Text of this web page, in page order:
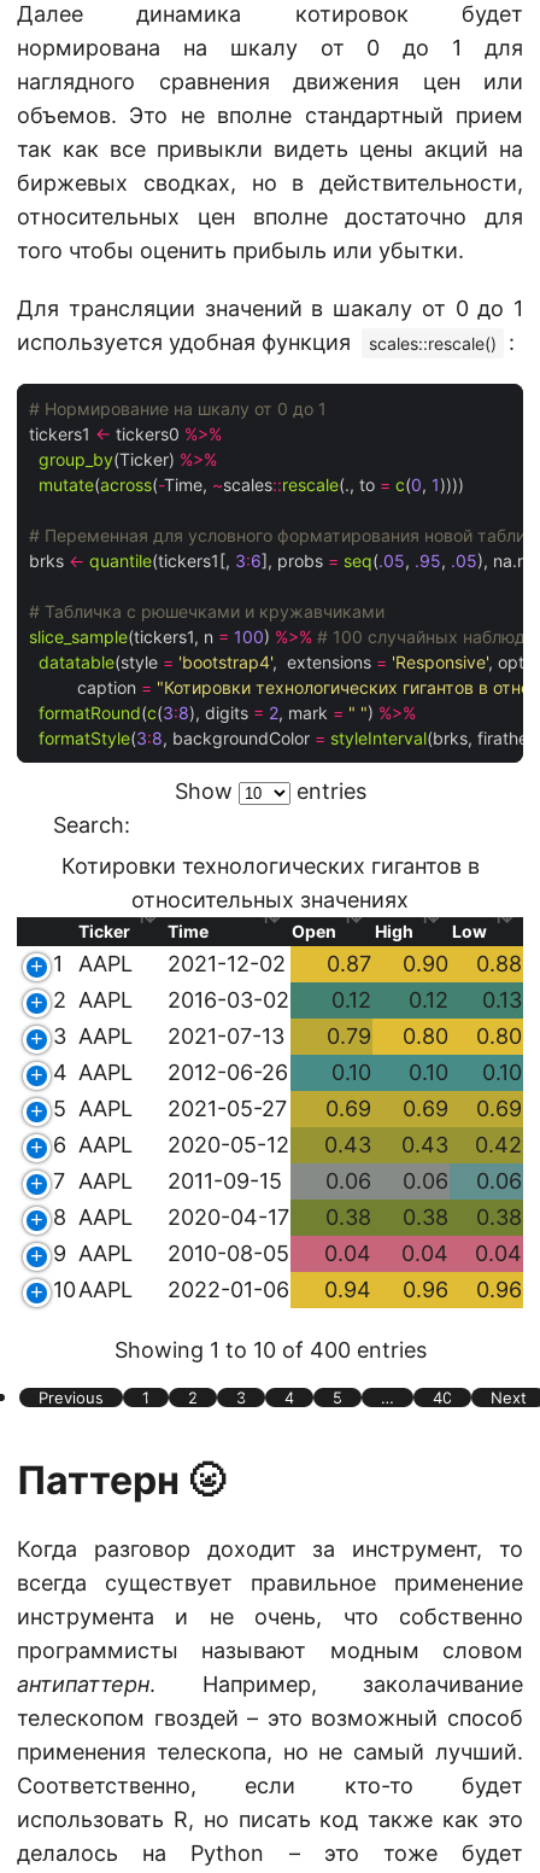
Далее динамика котировок будет
нормирована на шкалу от 0 до 1 для
наглядного сравнения движения цен или
объемов. Это не вполне стандартный прием
так как все привыкли видеть цены акций на
биржевых сводках, но в действительности,
относительных цен вполне достаточно для
того чтобы оценить прибыль или убытки.
Для трансляции значений в шакалу от 0 до 1
используется удобная функция
scales::rescale() :
# Нормирование на шкалу от 0 до 1
tickers1 <- tickers0 %>%
group_by(Ticker) %>%
mutate(across(-Time, ~scales::rescale(., to = c(0, 1))))
# Переменная для условного форматирования новой
brks <- quantile(tickers1[, 3:6], probs = seq(.05, .95, .05),
# Табличка с рюшечками и кружавчиками
slice_sample(tickers1, n = 100) %>% # 100 случайных
datatable(style = 'bootstrap4',  extensions = 'Responsive',
          caption
= "Котировки технологических гигантов в
formatRound(c(3:8), digits = 2, mark = " ") %>%
formatStyle(3:8, backgroundColor = styleInterval(brks,
Show
entries
Search:
Котировки технологических гигантов в
относительных значениях
Ticker Time Open High Low
1 AAPL 2021-12-02 0.87 0.90
0.88
2 AAPL 2016-03-02 0.12 0.12
0.13
3 AAPL 2021-07-13 0.79 0.80
0.80
4 AAPL 2012-06-26 0.10 0.10
0.10
5 AAPL 2021-05-27 0.69 0.69
0.69
6 AAPL 2020-05-12 0.43 0.43
0.42
7 AAPL 2011-09-15 0.06 0.06
0.06
8 AAPL 2020-04-17 0.38 0.38
0.38
9 AAPL 2010-08-05 0.04 0.04
0.04
10AAPL 2022-01-06 0.94 0.96 0.96
Showing 1 to 10 of 400 entries
Previous 1 2 3 4 5 … 40 Next
Паттерн 🌝
Когда разговор доходит за инструмент, то
всегда существует правильное применение
инструмента и не очень, что собственно
программисты называют модным словом
антипаттерн. Например, заколачивание
телескопом гвоздей – это возможный способ
применения телескопа, но не самый лучший.
Соответственно, если кто-то будет
использовать R, но писать код также как это
делалось на Python – это тоже будет